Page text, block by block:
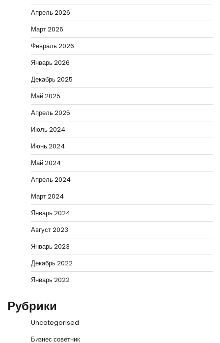
Апрель 2026
Март 2026
Февраль 2026
Январь 2026
Декабрь 2025
Май 2025
Апрель 2025
Июль 2024
Июнь 2024
Май 2024
Апрель 2024
Март 2024
Январь 2024
Август 2023
Январь 2023
Декабрь 2022
Январь 2022
Рубрики
Uncategorised
Бизнес советник